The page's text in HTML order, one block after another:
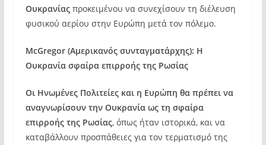
Ουκρανίαςπροκειμένου να συνεχίσουν τη διέλευση
φυσικού αερίου στην Ευρώπη μετά τον πόλεμο.
McGregor (Αμερικανός συνταγματάρχης): Η
Ουκρανία σφαίρα επιρροής της Ρωσίας
Οι Ηνωμένες Πολιτείες και η Ευρώπη θα πρέπει να
αναγνωρίσουν την Ουκρανία ως τη σφαίρα
επιρροής της Ρωσίας, όπως ήταν ιστορικά, και να
καταβάλλουν προσπάθειες για τον τερματισμό της